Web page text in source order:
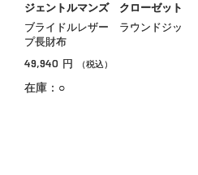
ジェントルマンズ クローゼット
ブライドルレザー ラウンドジッ
プ長財布
49,940 円 （税込）
在庫：○